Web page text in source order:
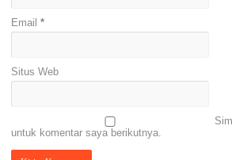
Email *
Situs Web
untuk komentar saya berikutnya.